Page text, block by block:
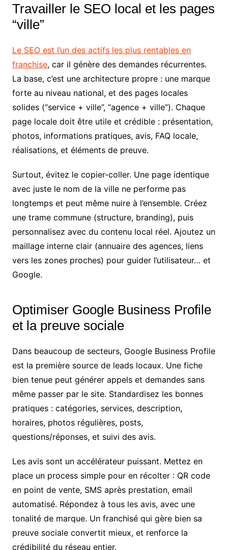
Travailler le SEO local et les pages
“ville”
Le SEO est l’un des actifs les plus rentables en
franchise, car il génère des demandes récurrentes.
La base, c’est une architecture propre : une marque
forte au niveau national, et des pages locales
solides (“service + ville”, “agence + ville”). Chaque
page locale doit être utile et crédible : présentation,
photos, informations pratiques, avis, FAQ locale,
réalisations, et éléments de preuve.
Surtout, évitez le copier-coller. Une page identique
avec juste le nom de la ville ne performe pas
longtemps et peut même nuire à l’ensemble. Créez
une trame commune (structure, branding), puis
personnalisez avec du contenu local réel. Ajoutez un
maillage interne clair (annuaire des agences, liens
vers les zones proches) pour guider l’utilisateur… et
Google.
Optimiser Google Business Profile
et la preuve sociale
Dans beaucoup de secteurs, Google Business Profile
est la première source de leads locaux. Une fiche
bien tenue peut générer appels et demandes sans
même passer par le site. Standardisez les bonnes
pratiques : catégories, services, description,
horaires, photos régulières, posts,
questions/réponses, et suivi des avis.
Les avis sont un accélérateur puissant. Mettez en
place un process simple pour en récolter : QR code
en point de vente, SMS après prestation, email
automatisé. Répondez à tous les avis, avec une
tonalité de marque. Un franchisé qui gère bien sa
preuve sociale convertit mieux, et renforce la
crédibilité du réseau entier.